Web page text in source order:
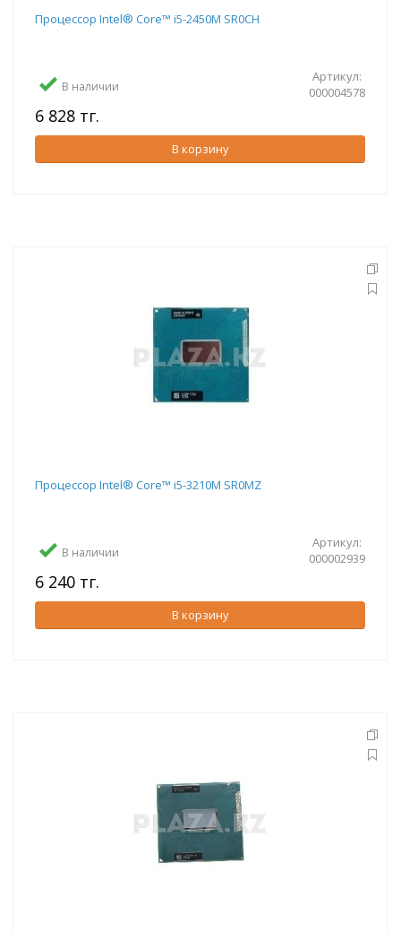
Процессор Intel® Core™ i5-2450M SR0CH
В наличии
Артикул:
000004578
6 828 тг.
В корзину
Процессор Intel® Core™ i5-3210M SR0MZ
В наличии
Артикул:
000002939
6 240 тг.
В корзину